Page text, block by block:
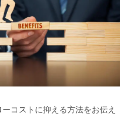
コストに抑える方法をお伝え